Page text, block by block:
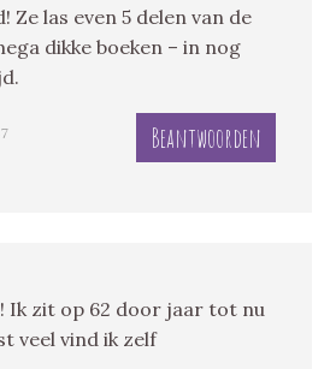
Ze las even 5 delen van de
dikke boeken – in nog
Beantwoorden
Ik zit op 62 door jaar tot nu
veel vind ik zelf